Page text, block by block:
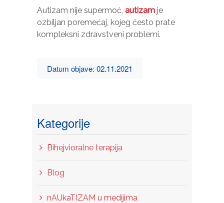
Autizam nije supermoć, autizam je
ozbiljan poremećaj, kojeg često prate
kompleksni zdravstveni problemi.
Datum objave: 02.11.2021
Kategorije
Bihejvioralne terapija
Blog
nAUkaTIZAM u medijima